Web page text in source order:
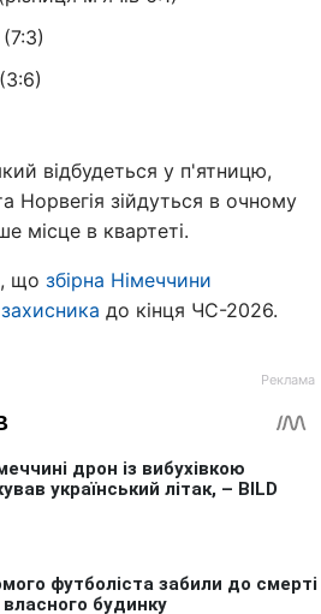
відбудеться у п'ятницю,
Норвегія зійдуться в очному
місце в квартеті.
що збірна Німеччини
до кінця ЧС-2026.